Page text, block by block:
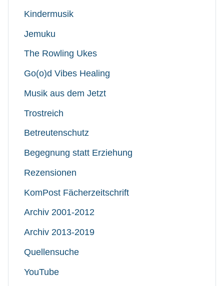
Kindermusik
Jemuku
The Rowling Ukes
Go(o)d Vibes Healing
Musik aus dem Jetzt
Trostreich
Betreutenschutz
Begegnung statt Erziehung
Rezensionen
KomPost Fächerzeitschrift
Archiv 2001-2012
Archiv 2013-2019
Quellensuche
YouTube